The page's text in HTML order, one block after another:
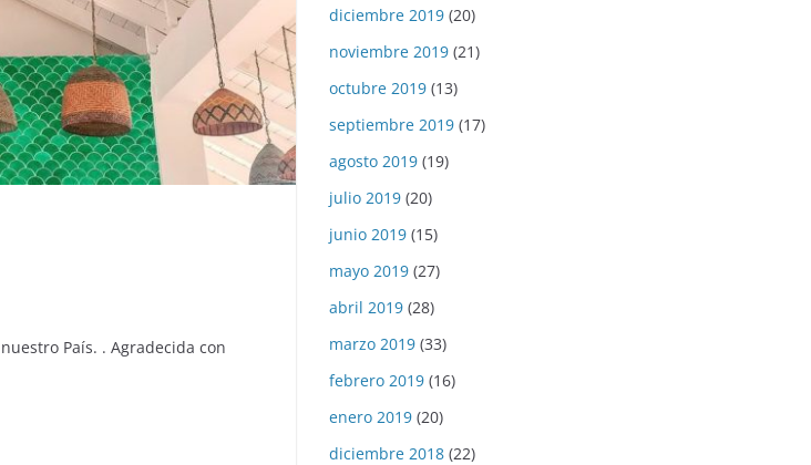
País. . Agradecida con
diciembre 2019 (20)
noviembre 2019 (21)
octubre 2019 (13)
septiembre 2019 (17)
agosto 2019 (19)
julio 2019 (20)
junio 2019 (15)
mayo 2019 (27)
abril 2019 (28)
marzo 2019 (33)
febrero 2019 (16)
enero 2019 (20)
diciembre 2018 (22)